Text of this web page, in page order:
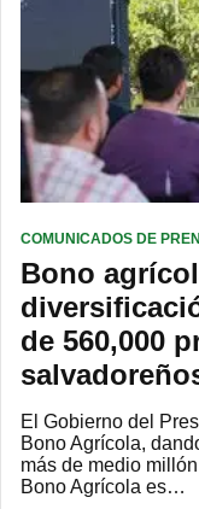
COMUNICADOS DE
Bono
de 560,000
El Gobierno del
Bono Agrícola,
más de medio
Bono Agrícola es…